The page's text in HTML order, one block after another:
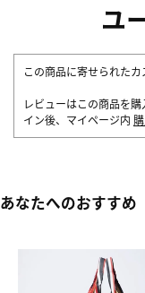
ユ
この商品に寄せられたカ
レビューはこの商品を
イン後、マイページ内
あなたへのおすすめ